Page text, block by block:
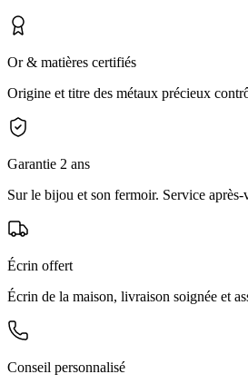
Or & matières certifiés
Origine et titre des métaux précieux
Garantie 2 ans
Sur le bijou et son fermoir. Service après-
Écrin offert
Écrin de la maison, livraison soignée et
Conseil personnalisé